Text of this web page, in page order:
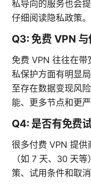
私导向的服务也会
仔细阅读隐私政策。
Q3: 免费 VPN 与
免费 VPN 往往在
私保护方面有明显
至存在数据变现风
能、更多节点和更
Q4: 是否有免费
很多付费 VPN 提供
（如 7 天、30 天
策、试用条件和取消